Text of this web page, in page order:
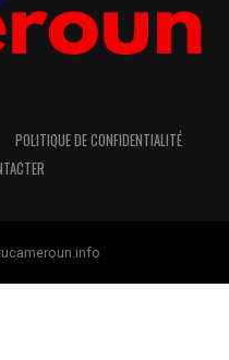
POLITIQUE DE CONFIDENTIALITÉ